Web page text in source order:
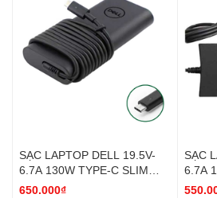
SẠC LAPTOP DELL 19.5V-
6.7A 130W TYPE-C SLIM
ORI
650.000₫
SẠC
6.7A
ORI